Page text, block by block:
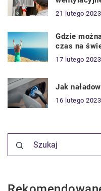
21 lutego 2023
Gdzie
czas na
17 lutego 2023
Jak
16 lutego 2023